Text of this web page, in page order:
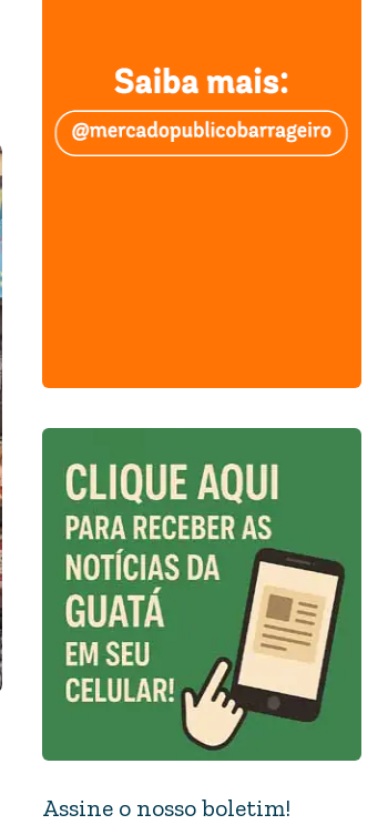
Assine o nosso boletim!